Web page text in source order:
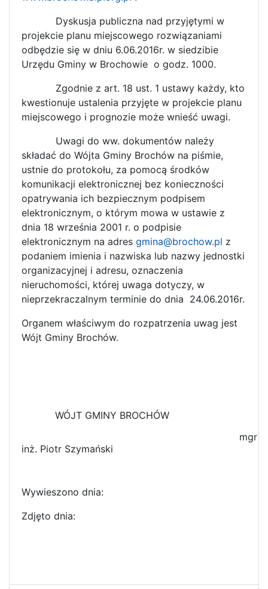
Dyskusja publiczna nad przyjętymi w
projekcie planu miejscowego rozwiązaniami
odbędzie się w dniu 6.06.2016r. w siedzibie
Urzędu Gminy w Brochowie o godz. 1000.
Zgodnie z art. 18 ust. 1 ustawy każdy, kto
kwestionuje ustalenia przyjęte w projekcie planu
miejscowego i prognozie może wnieść uwagi.
Uwagi do ww. dokumentów należy
składać do Wójta Gminy Brochów na piśmie,
ustnie do protokołu, za pomocą środków
komunikacji elektronicznej bez konieczności
opatrywania ich bezpiecznym podpisem
elektronicznym, o którym mowa w ustawie z
dnia 18 września 2001 r. o podpisie
elektronicznym na adres gmina@brochow.pl z
podaniem imienia i nazwiska lub nazwy jednostki
organizacyjnej i adresu, oznaczenia
nieruchomości, której uwaga dotyczy, w
nieprzekraczalnym terminie do dnia 24.06.2016r.
Organem właściwym do rozpatrzenia uwag jest
Wójt Gminy Brochów.
WÓJT GMINY BROCHÓW
mgr
inż. Piotr Szymański
Wywieszono dnia:
Zdjęto dnia: